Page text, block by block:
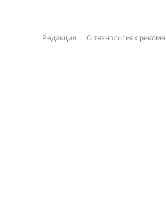
Редакция О технологиях